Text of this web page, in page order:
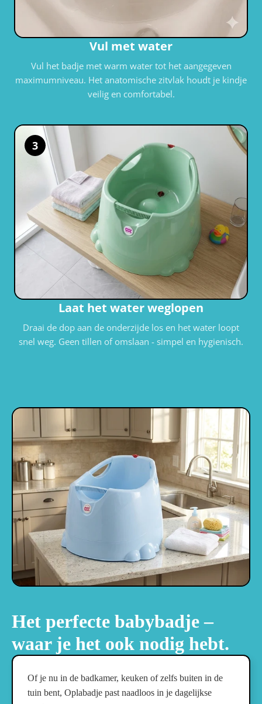
Vul met water
Vul het badje met warm water tot het aangegeven
maximumniveau. Het anatomische zitvlak houdt je kindje
veilig en comfortabel.
3
Laat het water weglopen
Draai de dop aan de onderzijde los en het water loopt
snel weg. Geen tillen of omslaan - simpel en hygienisch.
Het perfecte babybadje –
waar je het ook nodig hebt.
Of je nu in de badkamer, keuken of zelfs buiten in de
tuin bent, Oplabadje past naadloos in je dagelijkse